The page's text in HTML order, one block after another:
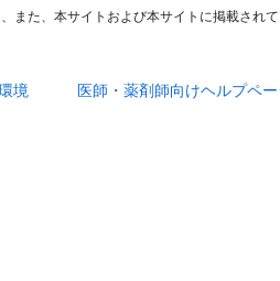
た、本サイトおよび本サイトに掲載され
境
医師・薬剤師向けヘルプペー